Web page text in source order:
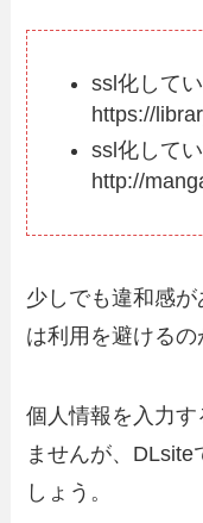
ssl化して
https://
ssl化して
http://
少しでも違和感
は利用を避けるの
個人情報を入力
ませんが、
しょう。